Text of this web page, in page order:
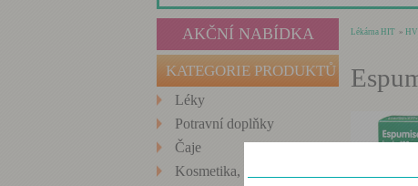
AKČNÍ NABÍDKA
KATEGORIE PRODUKTŮ
Léky
Potravní doplňky
Čaje
Kosmetika, Hygiena
Lékárna HIT »